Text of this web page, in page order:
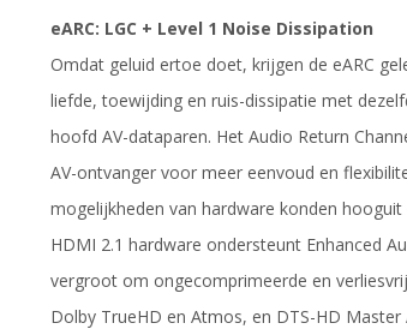
eARC: LGC + Level 1 Noise Dissipation
Omdat geluid ertoe doet, krijgen de eARC
liefde, toewijding en ruis-dissipatie met
hoofd AV-dataparen. Het Audio Return
AV-ontvanger voor meer eenvoud en
mogelijkheden van hardware konden
HDMI 2.1 hardware ondersteunt Enhanced
vergroot om ongecomprimeerde en
Dolby TrueHD en Atmos, en DTS-HD Master